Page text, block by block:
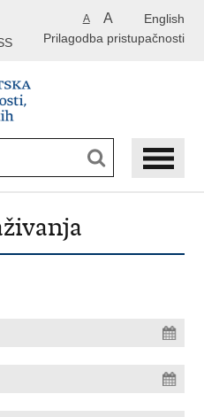
English
A A
Prilagodba pristupačnosti